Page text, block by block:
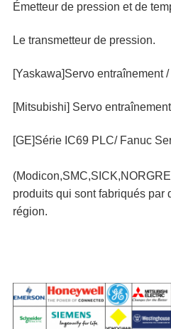
Émetteur de pression et de
Le transmetteur de pression.
[Yaskawa]Servo entraînement
[Mitsubishi] Servo
[GE]Série IC69 PLC/ Fanuc
produits qui sont fabriqués par
région.